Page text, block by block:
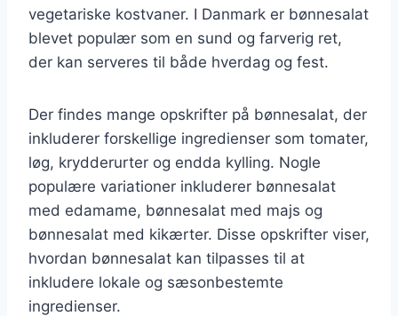
vegetariske kostvaner. I Danmark er bønnesalat
blevet populær som en sund og farverig ret,
der kan serveres til både hverdag og fest.
Der findes mange opskrifter på bønnesalat, der
inkluderer forskellige ingredienser som tomater,
løg, krydderurter og endda kylling. Nogle
populære variationer inkluderer bønnesalat
med edamame, bønnesalat med majs og
bønnesalat med kikærter. Disse opskrifter viser,
hvordan bønnesalat kan tilpasses til at
inkludere lokale og sæsonbestemte
ingredienser.